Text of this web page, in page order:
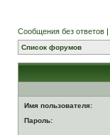
Сообщения без ответов |
Список форумов
Имя пользователя:
Пароль: